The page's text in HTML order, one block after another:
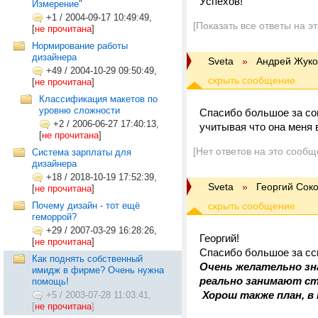
Измерение"
+1 / 2004-09-17 10:49:49,
[не прочитана]
Нормирование работы
дизайнера
+49 / 2004-10-29 09:50:49,
[не прочитана]
Классификация макетов по
уровню сложности
+2 / 2006-06-27 17:40:13,
[не прочитана]
Система зарплаты для
дизайнера
+18 / 2018-10-19 17:52:39,
[не прочитана]
Почему дизайн - тот ещё
геморрой?
+29 / 2007-03-29 16:28:26,
[не прочитана]
Как поднять собственный
имидж в фирме? Очень нужна
помощь!
+5 / 2003-07-28 11:03:41,
[не прочитана]
[Показать все ответы на
Sveta » Андрей
Спасибо большое за
учитывая что она
[Нет ответов на это
Sveta » Георгий
Георгий!
Спасибо большое за
Очень желательно
реально занимают
Хорош также план,